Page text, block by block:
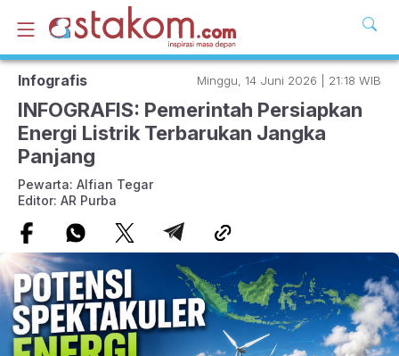
Infografis Minggu, 14 Juni 2026 | 21:18 WIB
INFOGRAFIS: Pemerintah Persiapkan
Energi Listrik Terbarukan Jangka
Panjang
Pewarta: Alfian Tegar
Editor: AR Purba